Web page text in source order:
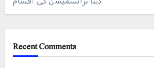
Recent Comments